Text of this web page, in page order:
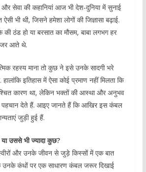
और सेवा की कहानियां आज भी देश-दुनिया में सुनाई
भी थी, जिसने हमेशा लोगों की जिज्ञासा बढ़ाई.
की ठंड हो या बरसात का मौसम, बाबा लगभग हर
आते थे.
रहस्य माना तो कुछ ने इसे उनके सादगी भरे
हालांकि इतिहास में ऐसा कोई प्रमाण नहीं मिलता कि
कारण था, लेकिन भक्तों की आस्था और अनुभव
देते हैं. आइए जानते हैं कि आखिर इस कंबल
जुड़ी हुई हैं.
उससे भी ज्यादा कुछ?
और उनके जीवन से जुड़े किस्सों में एक बात
उनके कंधों पर एक साधारण कंबल जरूर दिखाई